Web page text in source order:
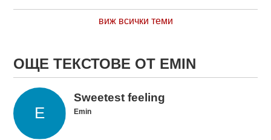
виж всички теми
ОЩЕ ТЕКСТОВЕ ОТ EMIN
Sweetest feeling
Emin